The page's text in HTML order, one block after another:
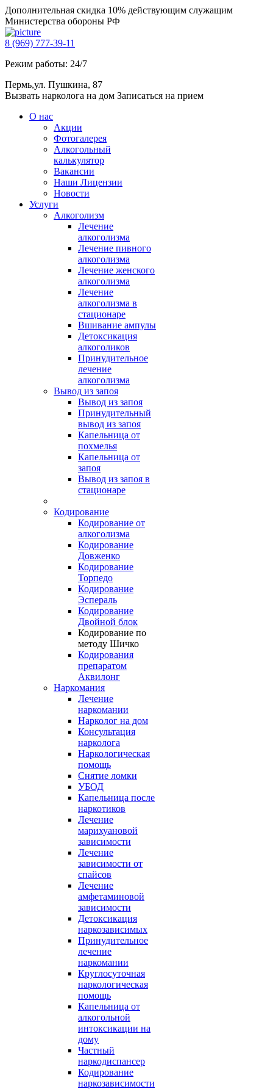
Дополнительная скидка 10% действующим служащим
Министерства обороны РФ
8 (969) 777-39-11
Режим работы: 24/7
Пермь,ул. Пушкина, 87
Вызвать нарколога на дом Записаться на прием
О нас
Акции
Фотогалерея
Алкогольный
калькулятор
Вакансии
Наши Лицензии
Новости
Услуги
Алкоголизм
Лечение
алкоголизма
Лечение пивного
алкоголизма
Лечение женского
алкоголизма
Лечение
алкоголизма в
стационаре
Вшивание ампулы
Детоксикация
алкоголиков
Принудительное
лечение
алкоголизма
Вывод из запоя
Вывод из запоя
Принудительный
вывод из запоя
Капельница от
похмелья
Капельница от
запоя
Вывод из запоя в
стационаре
Кодирование
Кодирование от
алкоголизма
Кодирование
Довженко
Кодирование
Торпедо
Кодирование
Эспераль
Кодирование
Двойной блок
Кодирование по
методу Шичко
Кодирования
препаратом
Аквилонг
Наркомания
Лечение
наркомании
Нарколог на дом
Консультация
нарколога
Наркологическая
помощь
Снятие ломки
УБОД
Капельница после
наркотиков
Лечение
марихуановой
зависимости
Лечение
зависимости от
спайсов
Лечение
амфетаминовой
зависимости
Детоксикация
наркозависимых
Принудительное
лечение
наркомании
Круглосуточная
наркологическая
помощь
Капельница от
алкогольной
интоксикации на
дому
Частный
наркодиспансер
Кодирование
наркозависимости